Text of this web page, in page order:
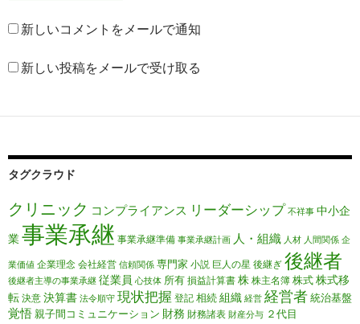
新しいコメントをメールで通知
新しい投稿をメールで受け取る
タグクラウド
クリニック コンプライアンス リーダーシップ 不祥事 中小企
業事業承継 事業承継準備 事業承継計画 人・組織 人材 人間関係 企
業価値 企業理念 会社経営 信頼関係 専門家 小説 巨人の星 後継ぎ 後継者
後継者主導の事業承継 従業員 心技体 所有 損益計算書 株 株主名簿 株式株式移
転 決意 決算書 法令順守 現状把握 登記 相続組織 経営 経営者統治基盤
覚悟親子間コミュニケーション 財務 財務諸表 財産分与 ２代目